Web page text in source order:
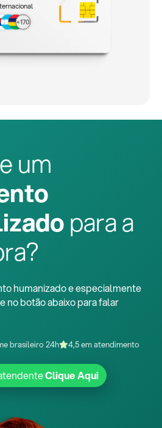
+170
um
para a
humanizado e especialmente
no botão abaixo para falar
brasileiro 24h 4,5 em atendimento
Clique Aqui